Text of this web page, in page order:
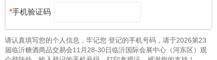
*手机验证码
请认真填写您的个人信息，牢记您 登记的手机号码，请于2026第23
届临沂糖酒商品交易会11月28-30日临沂国际会展中心（河东区）观